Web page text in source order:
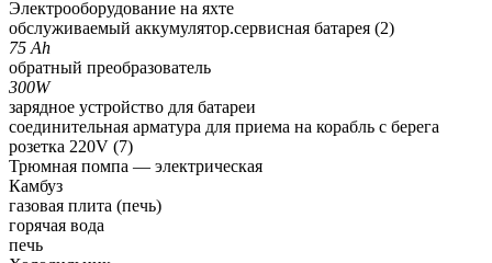
Электрооборудование на яхте
обслуживаемый аккумулятор.сервисная батарея (2)
75 Ah
обратный преобразователь
300W
зарядное устройство для батареи
соединительная арматура для приема на корабль с берега
розетка 220V (7)
Трюмная помпа — электрическая
Камбуз
газовая плита (печь)
горячая вода
печь